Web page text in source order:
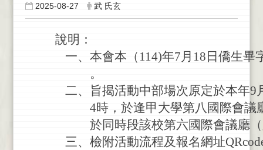
2025-08-27 武 氏玄
說明：
一、本會本 （ 114)年7月 18 日僑生畢
。
二、 旨揭活動中部場次原定於本年9
4時 ，於逢甲 大學第八 國 際會議
於同時段該校第六國 際會議廳 （
三、檢附活動流程及報名網址